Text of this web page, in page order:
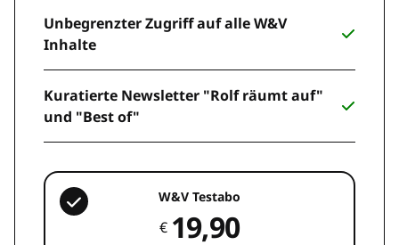
Unbegrenzter Zugriff auf alle W&V
Inhalte
Kuratierte Newsletter "Rolf räumt auf"
und "Best of"
W&V Testabo
€ 19,90